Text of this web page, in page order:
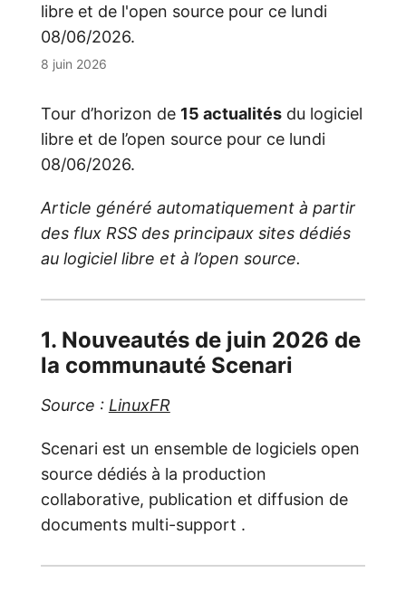
libre et de l'open source pour ce lundi
08/06/2026.
8 juin 2026
Tour d’horizon de 15 actualitésdu logiciel
libre et de l’open source pour ce lundi
08/06/2026.
Article généré automatiquement à partir
des flux RSS des principaux sites dédiés
au logiciel libre et à l’open source.
1. Nouveautés de juin 2026 de
la communauté Scenari
Source : LinuxFR
Scenari est un ensemble de logiciels open
source dédiés à la production
collaborative, publication et diffusion de
documents multi-support .